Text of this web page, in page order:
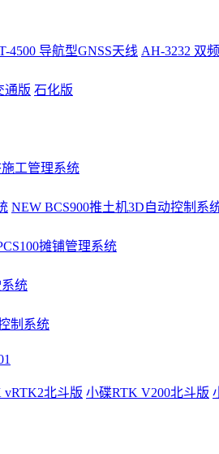
4500 导航型GNSS天线 AH-3232 双
通版 石化版
工管理系统
NEW BCS900推土机3D自动控制系
摊铺管理系统
统
制系统
vRTK2北斗版 小碟RTK V200北斗版